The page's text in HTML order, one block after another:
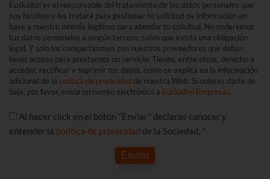
Euskaltel es el responsable del tratamiento de los datos personales que
nos facilites y los tratará para gestionar tú solicitud de información en
base a nuestro interés legítimo para atender tu solicitud. No cederemos
tus datos personales a ningún tercero, salvo que exista una obligación
legal. Y solo los compartiremos con nuestros proveedores que deban
tener acceso para prestarnos un servicio. Tienes, entre otros, derecho a
acceder, rectificar y suprimir tus datos, como se explica en la información
adicional de la política de privacidad de nuestra Web. Si quieres darte de
baja, por favor, envía un correo electrónico a Euskaltel Empresas.
Al hacer click en el botón "Enviar" declaras conocer y
entender la política de privacidad de la Sociedad. *
Enviar